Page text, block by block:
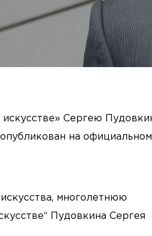
Сергею
на официальном
многолетнюю
Пудовкина Сергея